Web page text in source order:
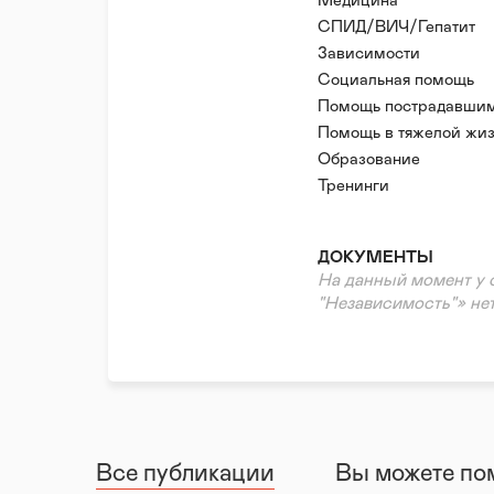
- взаимодействие с
и наркотиков;
-пропаганда
- внедрение
некоммерческого
заинтересованными
стратегическому
СПИД/ВИЧ/Гепатит
Зависимости
Социальная помощь
Помощь
Помощь в тяжелой
Нефинансовая/
Волонтерская помощь
Реабилитация и
Образование
Тренинги
ДОКУМЕНТЫ
На данный момент у
"Независимость"»
Все публикации Вы можете